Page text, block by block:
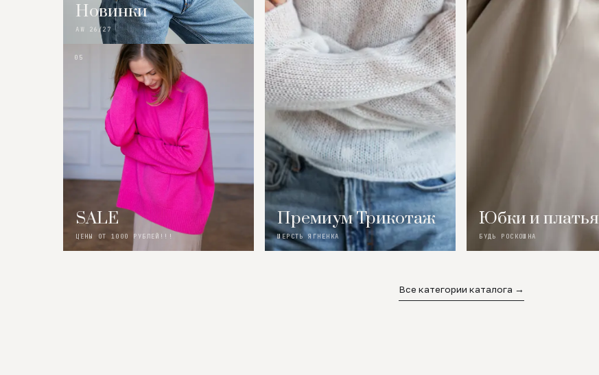
Новинки
AW 26/27
05
SALE
ЦЕНЫ ОТ 1000 РУБЛЕЙ!!!
Премиум Трикотаж
ШЕРСТЬ ЯГНЕНКА
Юбки и платья
БУДЬ РОСКОШНА
Все категории каталога →